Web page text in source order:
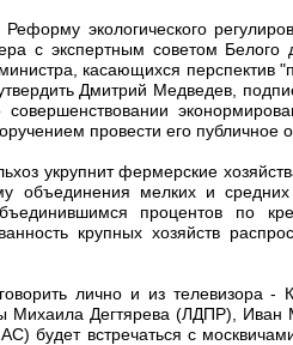
экологического
с экспертным советом Белого
касающихся перспектив
Дмитрий Медведев,
провести его публичное
укрупнит фермерские
объединения мелких и средних
процентов по
крупных хозяйств
лично и из телевизора -
Михаила Дегтярева (ЛДПР), Иван
будет встречаться с